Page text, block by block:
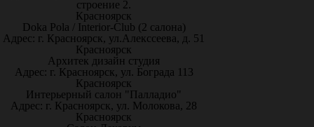
строение 2.
Красноярск
Doka Pola / Interior-Club (2 салона)
Адрес: г. Красноярск, ул.Алекссеева, д. 51
Красноярск
Архитек дизайн студия
Адрес: г. Красноярск, ул. Бограда 113
Красноярск
Интерьерный салон "Палладио"
Адрес: г. Красноярск, ул. Молокова, 28
Красноярск